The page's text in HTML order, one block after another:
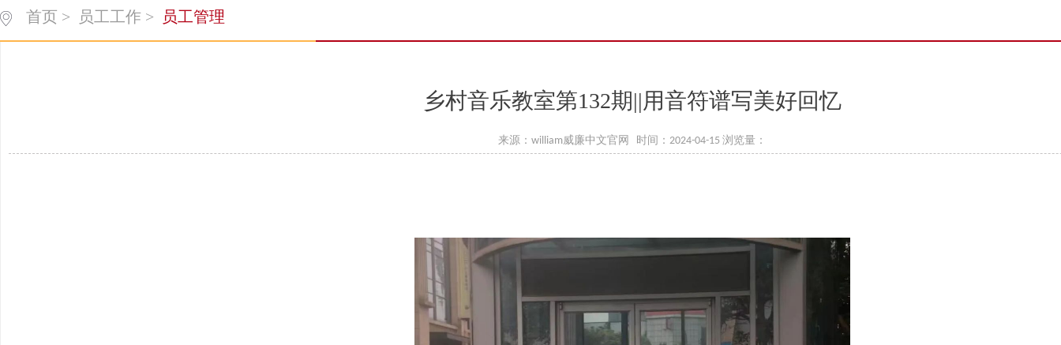
首页 > 员工工作 > 员工管理
乡村音乐教室第132期||用音符谱写美好回忆
来源：william威廉中文官网 时间：2024-04-15 浏览量：